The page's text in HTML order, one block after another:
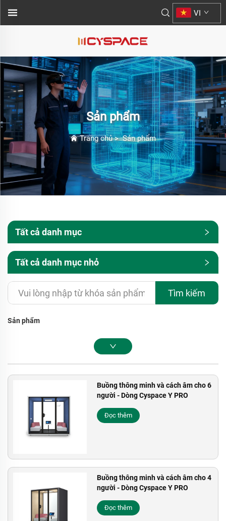
VI
Sản phẩm
Trang chủ>Sản phẩm
Tất cả danh mục
Tất cả danh mục nhỏ
Tìm kiếm
Sản phẩm
Buồng thông minh và cách âm cho 6
người - Dòng Cyspace Y PRO
Đọc thêm
Buồng thông minh và cách âm cho 4
người - Dòng Cyspace Y PRO
Đọc thêm